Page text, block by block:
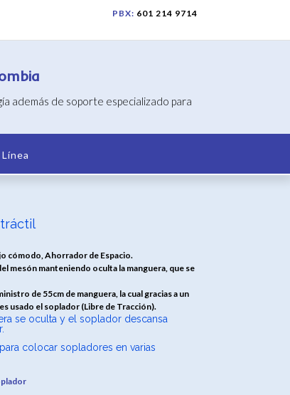
PBX: 601 214 9714
además de soporte especializado para
cómodo, Ahorrador de Espacio.
mesón manteniendo oculta la manguera, que se
de 55cm de manguera, la cual gracias a un
usado el soplador (Libre de Tracción).
se oculta y el soplador descansa
colocar sopladores en varias